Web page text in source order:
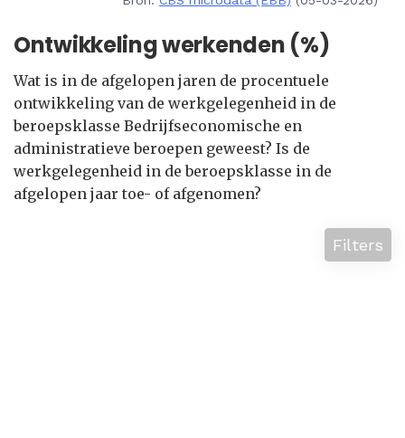
Ontwikkeling werkenden (%)
Wat is in de afgelopen jaren de procentuele
ontwikkeling van de werkgelegenheid in de
beroepsklasse Bedrijfseconomische en
administratieve beroepen geweest? Is de
werkgelegenheid in de beroepsklasse in de
afgelopen jaar toe- of afgenomen?
Filters